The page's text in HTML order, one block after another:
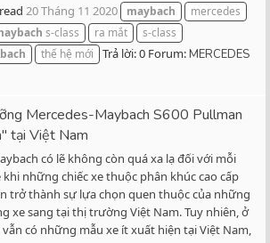
20 Tháng 11 2020 maybach
mercedes
s-class ra mắt
s-class
thế hệ mới Trả lời: 0 Forum:MERCEDES
Mercedes-Maybach S600 Pullman
tại Việt Nam
có lẽ không còn quá xa lạ đối với mỗi
những chiếc xe thuộc phân khúc cao cấp
trở thành sự lựa chọn quen thuộc của những
xe sang tại thị trường Việt Nam. Tuy nhiên, ở
có những mẫu xe ít xuất hiện tại Việt Nam,